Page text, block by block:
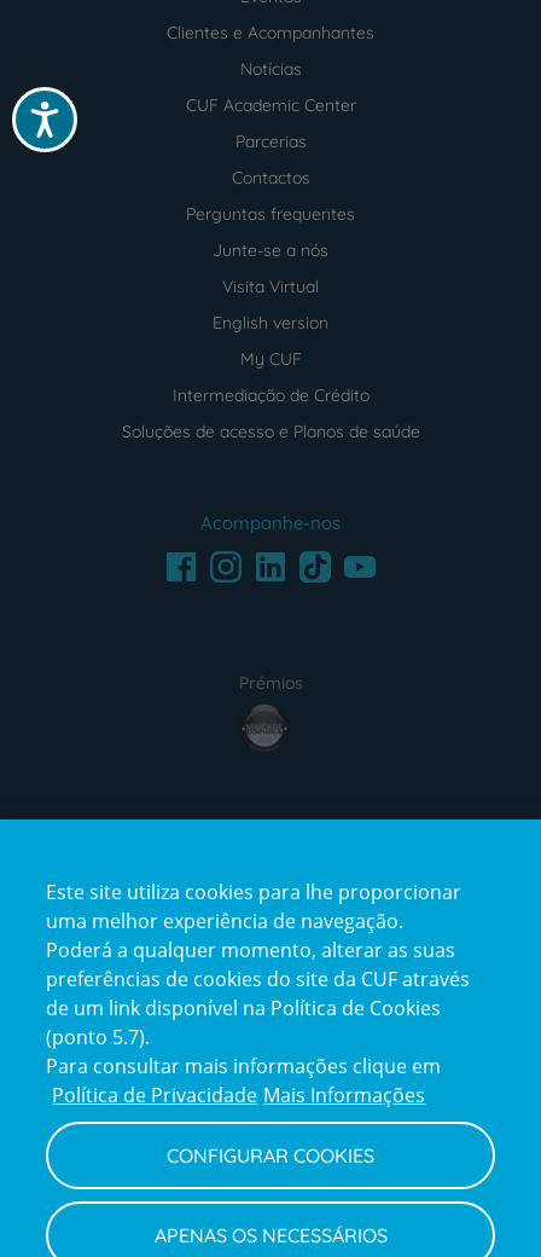
Acessibilidade
Clientes e Acompanhantes
Notícias
CUF Academic Center
Parcerias
Contactos
Perguntas frequentes
Junte-se a nós
Visita Virtual
English version
My CUF
Intermediação de Crédito
Soluções de acesso e Planos de saúde
Acompanhe-nos
FacebookInstagramLinkedInTikTokYoutube
Prémios
award4
certification2certification3
Reclamações
e
elogios
Política de Privacidade e Cookies
Termos e Condições
Declaração de Acessibilidade
Este site utiliza cookies para lhe proporcionar
uma melhor experiência de navegação.
Poderá a qualquer momento, alterar as suas
preferências de cookies do site da CUF através
de um link disponível na Política de Cookies
(ponto 5.7).
Para consultar mais informações clique em
Política de Privacidade Mais Informações
CONFIGURAR COOKIES
APENAS OS NECESSÁRIOS